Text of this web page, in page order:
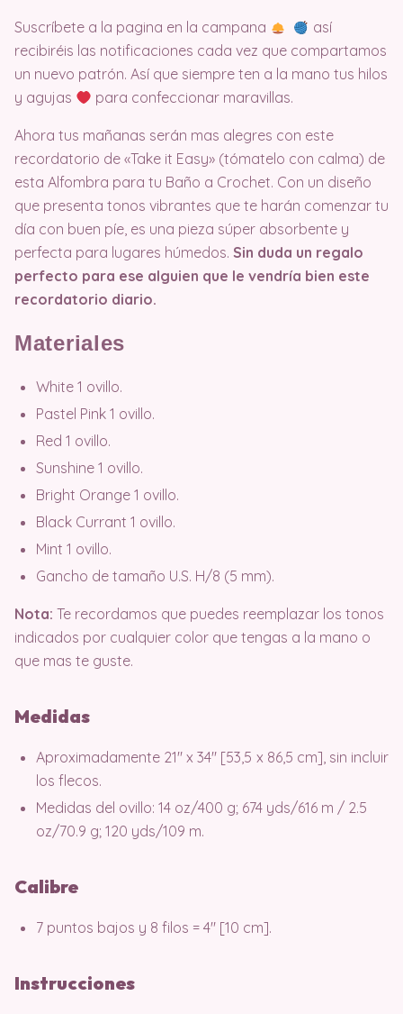
Suscríbete a la pagina en la campana
así
recibiréis las notificaciones cada vez que compartamos
un nuevo patrón. Así que siempre ten a la mano tus hilos
y agujas
para confeccionar maravillas.
Ahora tus mañanas serán mas alegres con este
recordatorio de «Take it Easy» (tómatelo con calma) de
esta Alfombra para tu Baño a Crochet. Con un diseño
que presenta tonos vibrantes que te harán comenzar tu
día con buen píe, es una pieza súper absorbente y
perfecta para lugares húmedos. Sin duda un regalo
perfecto para ese alguien que le vendría bien este
recordatorio diario.
Materiales
White 1 ovillo.
Pastel Pink 1 ovillo.
Red 1 ovillo.
Sunshine 1 ovillo.
Bright Orange 1 ovillo.
Black Currant 1 ovillo.
Mint 1 ovillo.
Gancho de tamaño U.S. H/8 (5 mm).
Nota: Te recordamos que puedes reemplazar los tonos
indicados por cualquier color que tengas a la mano o
que mas te guste.
Medidas
Aproximadamente 21″ x 34″ [53,5 x 86,5 cm], sin incluir
los flecos.
Medidas del ovillo: 14 oz/400 g; 674 yds/616 m / 2.5
oz/70.9 g; 120 yds/109 m.
Calibre
7 puntos bajos y 8 filos = 4″ [10 cm].
Instrucciones